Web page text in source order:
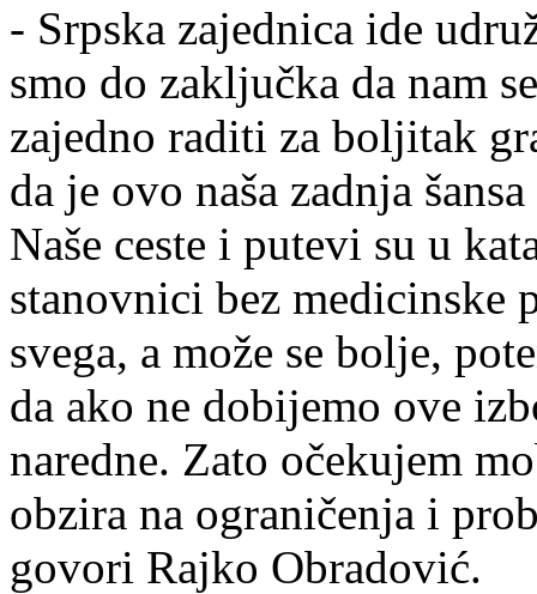
- Srpska zajednica ide
smo do zaključka da nam
zajedno raditi za boljitak
da je ovo naša zadnja
Naše ceste i putevi su u
stanovnici bez
svega, a može se bolje,
da ako ne dobijemo ove
naredne. Zato očekujem
obzira na ograničenja i
govori Rajko Obradović.